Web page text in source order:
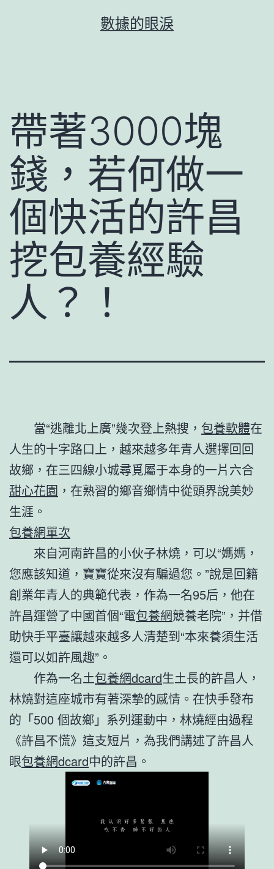
容
數據的眼淚
帶著3000塊
錢，若何做一
個快活的許昌
挖包養經驗
人？！
當“逃離北上廣”幾次登上熱搜， 包養軟體在
人生的十字路口上，越來越多年青人選擇回回
故鄉，在三四線小城尋覓屬于本身的一片六合
甜心花園 ，在熟習的鄉音鄉情中從頭界說美妙
生涯。
包養網單次
來自河南許昌的小伙子林燒，可以“媽媽，
您應該知道，寶寶從來沒有騙過您。”說是回籍
創業年青人的典範代表，作為一名95后，他在
許昌運營了中國首個“電包養網競養老院”，并借
助快手平臺讓越來越多人清楚到“本來養須生活
還可以如許風趣”。
作為一名土包養網dcard生土長的許昌人，
林燒對這座城市有著深摯的感情。在快手發布
的「500 個故鄉」系列運動中，林燒經由過程
《許昌不慌》這支短片，為我們講述了許昌人
眼包養網dcard中的許昌。